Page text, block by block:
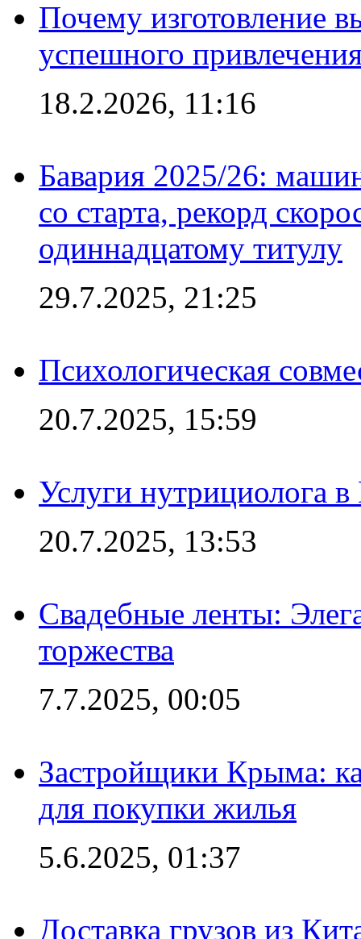
Почему изготовление
успешного
18.2.2026, 11:16
Бавария 2025/26:
со старта, рекорд
одиннадцатому титулу
29.7.2025, 21:25
Психологическая
20.7.2025, 15:59
Услуги нутрициолога
20.7.2025, 13:53
Свадебные ленты:
торжества
7.7.2025, 00:05
Застройщики Крыма:
для покупки жилья
5.6.2025, 01:37
Доставка грузов из